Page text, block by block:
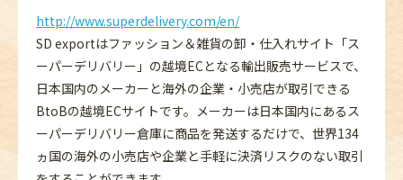
http://www.superdelivery.com/en/
SD exportはファッション＆雑貨の卸・仕入れサイト「ス
ーパーデリバリー」の越境ECとなる輸出販売サービスで、
日本国内のメーカーと海外の企業・小売店が取引できる
BtoBの越境ECサイトです。メーカーは日本国内にあるス
ーパーデリバリー倉庫に商品を発送するだけで、世界134
ヵ国の海外の小売店や企業と手軽に決済リスクのない取引